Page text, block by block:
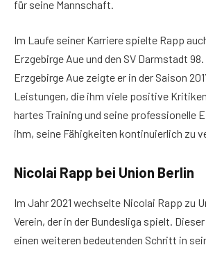
für seine Mannschaft.
Im Laufe seiner Karriere spielte Rapp
Erzgebirge Aue und den SV Darmstadt
Erzgebirge Aue zeigte er in der Saison
Leistungen, die ihm viele positive
hartes Training und seine professionelle
ihm, seine Fähigkeiten kontinuierlich zu
Nicolai Rapp bei Union Berlin
Im Jahr 2021 wechselte Nicolai Rapp zu
Verein, der in der Bundesliga spielt.
einen weiteren bedeutenden Schritt in